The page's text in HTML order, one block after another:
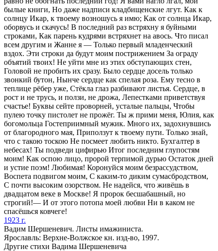
былые книги, Но даже надписи кладбищенские лгут. Как к
солнцу Икар, к твоему возношусь я имю; Как от солнца Икар,
оборвусь и скачусь! В последний раз встряхну я буйными
строками, Как парень кудрями встряхнет на авось. Что писал
всем другим и Жанне я — Только первый младенческий
вздох. Эти строки да будут моим пострижением За ограду
объятий твоих! Не уйти мне из этих обступающих стен,
Головой не пробить их сразу. Было сердце досель только
звонкий бутон, Нынче сердце как спелая роза. Ему тесно в
теплице рёбер уже, Стёкла глаз разбивают листья. Сердце, в
рост и не трусь, и ползи, не дрожа, Лепестками приветствуя
счастье! Буквы сейте проворней, усталые пальцы, Чтобы
пулею точку пистолет не прожёг. Ты ж прими меня, Юлия, как
богомольца Гостеприимный мужик. Много их, задохнувшись
от благородного мая, Приползут к твоему пути. Только знай,
что с такою тоскою Не посмеет любить никто. Бухгалтер в
небесах! Ты подведи цифирью Итог последним глупостям
моим! Как оспою лицо, пророй терпимой дурью Остаток дней
и устие поэм! Любимая! Коронуйся моим безрассудством,
Воспета подвигом моим, С каким-то диким сумасбродством,
С почти высоким озорством. Не надейся, что живёшь в
двадцатом веке в Москве! Я пророк бесшабашный, но
строгий!— И от этого потопа моей любви Ни в каком не
спасёшься ковчеге!
1923 г.
Вадим Шершеневич. Листы имажиниста.
Ярославль: Верхне-Волжское кн. изд-во, 1997.
Другие стихи Вадима Шершеневича